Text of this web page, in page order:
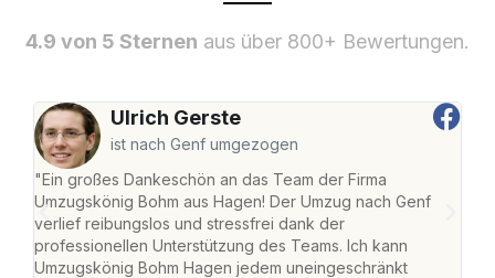
4.9 von 5 Sternen aus über 800+ Bewertungen.
Ulrich Gerste
ist nach Genf umgezogen
"Ein großes Dankeschön an das Team der Firma
Umzugskönig Bohm aus Hagen! Der Umzug nach Genf
verlief reibungslos und stressfrei dank der
professionellen Unterstützung des Teams. Ich kann
Umzugskönig Bohm Hagen jedem uneingeschränkt